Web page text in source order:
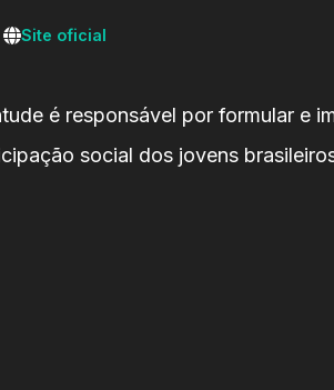
Site oficial
é responsável por formular e
social dos jovens